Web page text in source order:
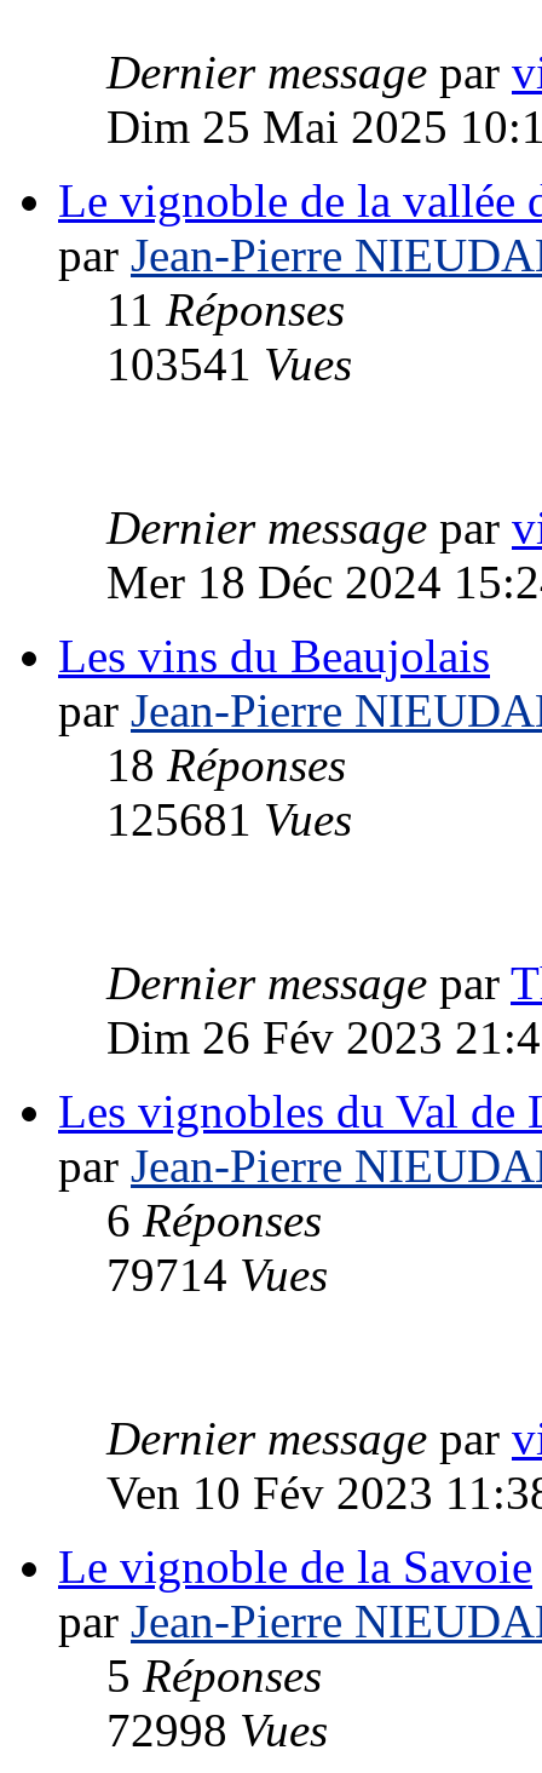
Dernier message par
Dim 25 Mai 2025
Le vignoble de la vallée
par Jean-Pierre
11 Réponses
103541 Vues
Dernier message par
Mer 18 Déc 2024
Les vins du Beaujolais
par Jean-Pierre
18 Réponses
125681 Vues
Dernier message par
Dim 26 Fév 2023
Les vignobles du Val de
par Jean-Pierre
6 Réponses
79714 Vues
Dernier message par
Ven 10 Fév 2023
Le vignoble de la Savoie
par Jean-Pierre
5 Réponses
72998 Vues